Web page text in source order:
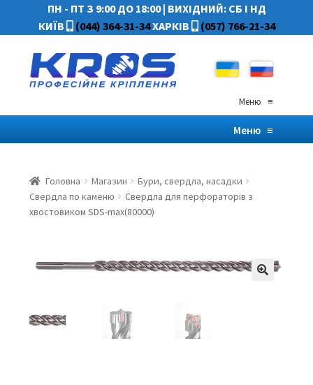
ПН - ПТ З 9:00 ДО 18:00| ВИХІДНИЙ: СБ І НД
КИЇВ
(044) 364-31-34ХАРКІВ (057) 766-21-34
Меню≡
Меню≡
Головна Магазин
Бури, свердла, насадки
Свердла по каменю
Свердла для перфораторів з
хвостовиком SDS-max(80000)